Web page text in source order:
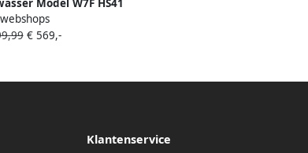
Model W7F HS41
15 couverts RVS
kuip
€ 569,-
Klantenservice